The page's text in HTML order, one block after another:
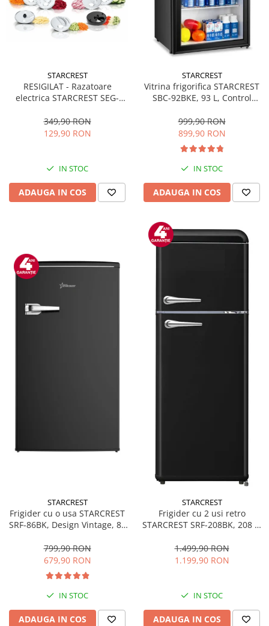
Prelungitoare
Sport & Activitati in aer liber
Accesorii aparate climatizare
Aeroterme
Aparate de spalat cu presiune
Calorifere electrice
Ingrijire personala
Obiecte sanitare
Accesorii
Alte obiecte sanitare
Resigilate
STARCREST
RESIGILAT - Razatoare
electrica STARCREST SEG-
taiere, Negru
349,90 RON
129,90 RON
IN STOC
ADAUGA IN COS
STARCREST
Vitrina frigorifica STARCREST
SBC-92BKE, 93 L, Control
83.2 cm, Negru
999,90 RON
899,90 RON
IN STOC
ADAUGA IN COS
STARCREST
Frigider cu o usa STARCREST
SRF-86BK, Design Vintage, 85
interioara, H 84 cm, Negru
799,90 RON
679,90 RON
IN STOC
ADAUGA IN COS
STARCREST
Frigider cu 2 usi retro
STARCREST SRF-208BK, 208 L,
Iluminare LED, Termostat
Reglabil, H 147 cm, Negru
1.499,90 RON
1.199,90 RON
IN STOC
ADAUGA IN COS